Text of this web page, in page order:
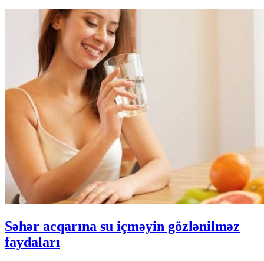
Səhər acqarına su içməyin gözlənilməz
faydaları